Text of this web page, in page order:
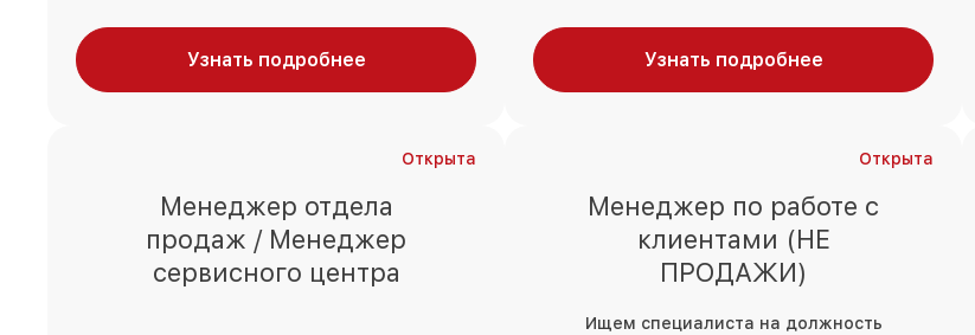
Узнать подробнее Узнать подробнее
Открыта
Менеджер отдела
продаж / Менеджер
сервисного центра
Открыта
Менеджер по работе с
клиентами (НЕ
ПРОДАЖИ)
Ищем специалиста на должность